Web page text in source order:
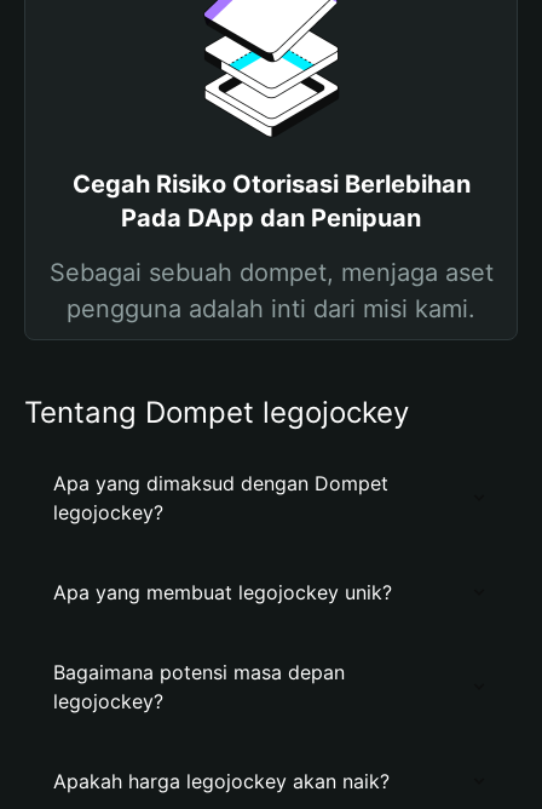
Cegah Risiko Otorisasi Berlebihan
Pada DApp dan Penipuan
Sebagai sebuah dompet, menjaga aset
pengguna adalah inti dari misi kami.
Tentang Dompet legojockey
Apa yang dimaksud dengan Dompet
legojockey?
Apa yang membuat legojockey unik?
Bagaimana potensi masa depan
legojockey?
Apakah harga legojockey akan naik?